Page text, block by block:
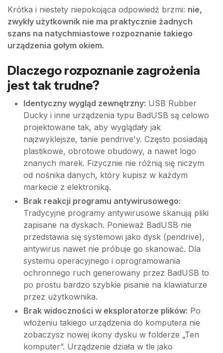
Krótka i niestety niepokojąca odpowiedź brzmi: nie,
zwykły użytkownik nie ma praktycznie żadnych
szans na natychmiastowe rozpoznanie takiego
urządzenia gołym okiem.
Dlaczego rozpoznanie zagrożenia
jest tak trudne?
Identyczny wygląd zewnętrzny: USB Rubber
Ducky i inne urządzenia typu BadUSB są celowo
projektowane tak, aby wyglądały jak
najzwyklejsze, tanie pendrive'y. Często posiadają
plastikowe, obrotowe obudowy, a nawet logo
znanych marek. Fizycznie nie różnią się niczym
od nośnika danych, który kupisz w każdym
markecie z elektroniką.
Brak reakcji programu antywirusowego:
Tradycyjne programy antywirusowe skanują pliki
zapisane na dyskach. Ponieważ BadUSB nie
przedstawia się systemowi jako dysk (pendrive),
antywirus nawet nie próbuje go skanować. Dla
systemu operacyjnego i oprogramowania
ochronnego ruch generowany przez BadUSB to
po prostu bardzo szybkie pisanie na klawiaturze
przez użytkownika.
Brak widoczności w eksploratorze plików: Po
włożeniu takiego urządzenia do komputera nie
zobaczysz nowej ikony dysku w folderze „Ten
komputer”. Urządzenie działa w tle jako